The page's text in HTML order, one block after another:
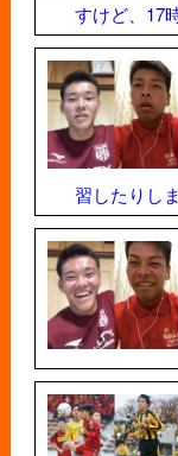
すけど、17
習したりし